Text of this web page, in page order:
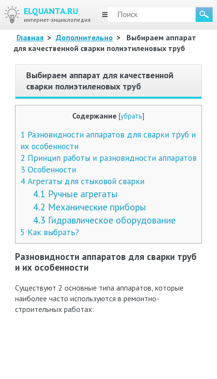
ELQUANTA.RU
интернет-энциклопедия
МЕНЮ
Главная > Дополнительно >
Выбираем аппарат
для качественной сварки полиэтиленовых труб
Выбираем аппарат для качественной
сварки полиэтиленовых труб
Содержание [убрать]
1 Разновидности аппаратов для сварки труб и
их особенности
2 Принцип работы и разновидности аппаратов
3 Особенности
4Агрегаты для стыковой сварки
4.1 Ручные агрегаты
4.2 Механические приборы
4.3 Гидравлическое оборудование
5 Как выбрать?
Разновидности аппаратов для сварки труб
и их особенности
Существуют 2 основные типа аппаратов, которые
наиболее часто используются в ремонтно-
строительных работах: